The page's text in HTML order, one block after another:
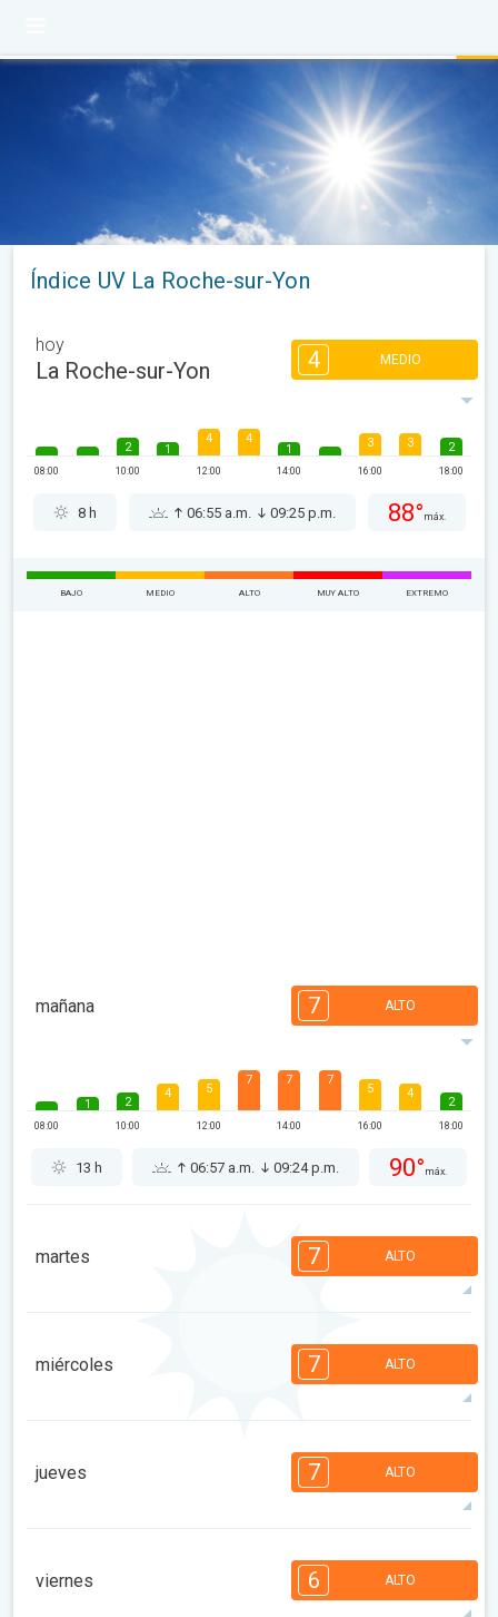
Índice UV La Roche-sur-Yon
hoy
La Roche-sur-Yon 4 MEDIO
08:00
2
10:00
1
4
12:00
4
1
14:00
3
16:00
3 2
18:00
8 h 06:55 a.m. 09:25 p.m. 88° máx.
BAJO MEDIO ALTO MUY ALTO EXTREMO
mañana 7 ALTO
08:00
1 2
10:00
4 5
12:00
7 7
14:00
7
5
16:00
4
2
18:00
13 h 06:57 a.m. 09:24 p.m. 90° máx.
martes 7 ALTO
1
14:00
4
13 h 06:58 a.m. 09:22 p.m. 94°máx.
miércoles 7 ALTO
08:00 14:00
4
13 h 06:59 a.m. 09:21 p.m. 95°máx.
jueves 7 ALTO
14:00
4
viernes 6 ALTO